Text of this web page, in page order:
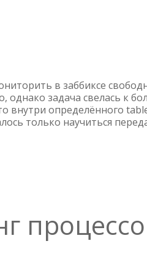
в заббиксе
однако задача свелась к
внутри определённого
только научиться